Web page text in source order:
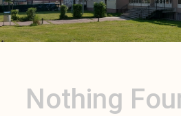
Nothing